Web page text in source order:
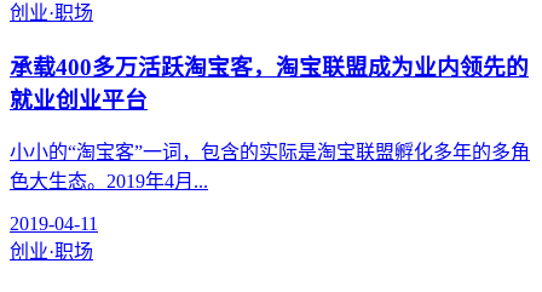
创业·职场
承载400多万活跃淘宝客，淘宝联盟成为业内领先的
就业创业平台
小小的“淘宝客”一词，包含的实际是淘宝联盟孵化多年的多角
色大生态。2019年4月...
2019-04-11
创业·职场